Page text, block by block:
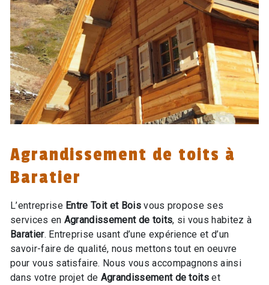
Agrandissement de toits à
Baratier
L’entreprise Entre Toit et Boisvous propose ses
services en Agrandissement de toits, si vous habitez à
Baratier. Entreprise usant d’une expérience et d’un
savoir-faire de qualité, nous mettons tout en oeuvre
pour vous satisfaire. Nous vous accompagnons ainsi
dans votre projet de Agrandissement de toits et